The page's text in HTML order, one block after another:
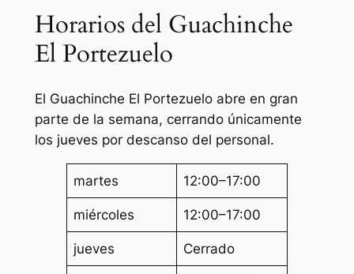
Horarios del Guachinche
El Portezuelo
El Guachinche El Portezuelo abre en gran
parte de la semana, cerrando únicamente
los jueves por descanso del personal.
martes 12:00–17:00
miércoles 12:00–17:00
jueves Cerrado